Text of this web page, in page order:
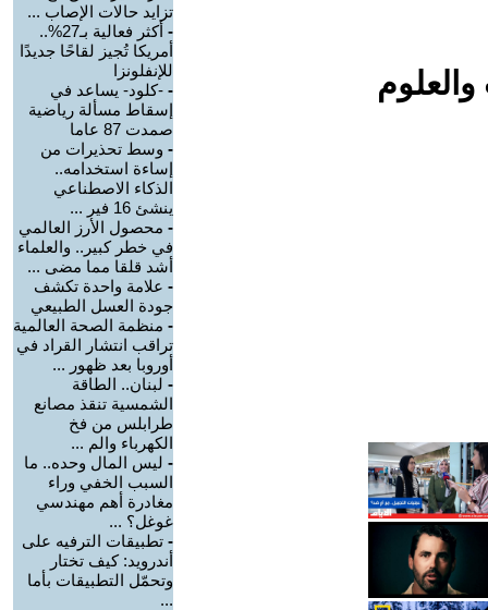
تزايد حالات الإصاب ...
-
أكثر فعالية بـ27%..
أمريكا تُجيز لقاحًا جديدًا
للإنفلونزا
- -كلود- يساعد في
إسقاط مسألة رياضية
صمدت 87 عاما
- وسط تحذيرات من
إساءة استخدامه..
الذكاء الاصطناعي
ينشئ 16 فير ...
- محصول الأرز العالمي
في خطر كبير.. والعلماء
أشد قلقا مما مضى ...
- علامة واحدة تكشف
جودة العسل الطبيعي
- منظمة الصحة العالمية
تراقب انتشار القراد في
أوروبا بعد ظهور ...
- لبنان.. الطاقة
الشمسية تنقذ مصانع
طرابلس من فخ
الكهرباء والم ...
- ليس المال وحده.. ما
السبب الخفي وراء
مغادرة أهم مهندسي
غوغل؟ ...
- تطبيقات الترفيه على
أندرويد: كيف تختار
وتحمّل التطبيقات بأما
...